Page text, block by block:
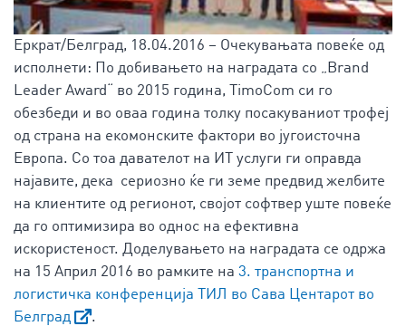
Еркрат/Белград, 18.04.2016 – Очекувањата повеќе од
исполнети: По добивањето на наградата со „Brand
Leader Award“ во 2015 година, TimoCom си го
обезбеди и во оваа година толку посакуваниот трофеј
од страна на екомонските фактори во југоисточна
Европа. Со тоа давателот на ИТ услуги ги оправда
најавите, дека сериозно ќе ги земе предвид желбите
на клиентите од регионот, својот софтвер уште повеќе
да го оптимизира во однос на ефективна
искористеност. Доделувањето на наградата се одржа
на 15 Април 2016 во рамките на 3. транспортна и
логистичка конференција ТИЛ во Сава Центарот во
Белград
.